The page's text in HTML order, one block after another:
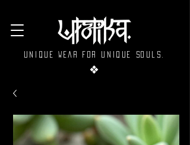
Unique wear for unique souls.
❖